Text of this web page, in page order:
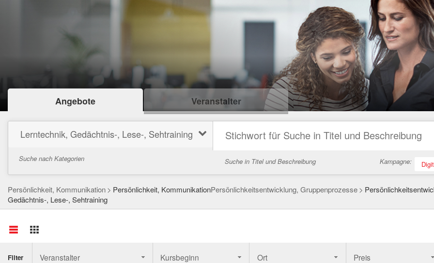
Angebote Veranstalter
Lerntechnik, Gedächtnis-, Lese-, Sehtraining
Suche nach Kategorien Suche in Titel und Beschreibung Kampagne:
Persönlichkeit, Kommunikation Persönlichkeit, KommunikationPersönlichkeitsentwicklung, Gruppenprozesse
Gedächtnis-, Lese-, Sehtraining
Filter Veranstalter Kursbeginn Ort Preis